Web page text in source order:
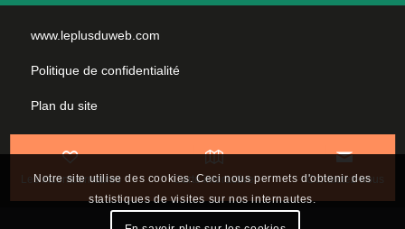
Les incontournables Carte interactive Contactez-nous
www.leplusduweb.com
Politique de confidentialité
Plan du site
Nous contacter
Notre site utilise des cookies. Ceci nous permets d'obtenir des
statistiques de visites sur nos internautes.